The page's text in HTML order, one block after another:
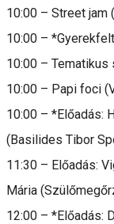
10:00 – Street jam
10:00 –
10:00 – Tematikus
10:00 – Papi foci
10:00 – *Előadás:
(Basilides Tibor
11:30 – Előadás:
Mária
12:00 – *Előadás: